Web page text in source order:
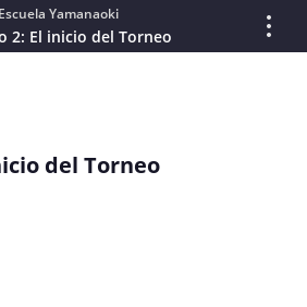
Escuela Yamanaoki
2: El inicio del Torneo
del Torneo